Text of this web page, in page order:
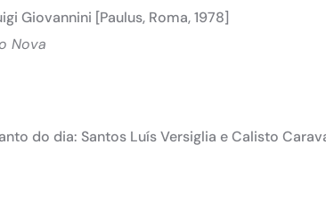
Giovannini [Paulus, Roma, 1978]
Nova
da Igreja
do dia: Santos Luís Versiglia e Calisto